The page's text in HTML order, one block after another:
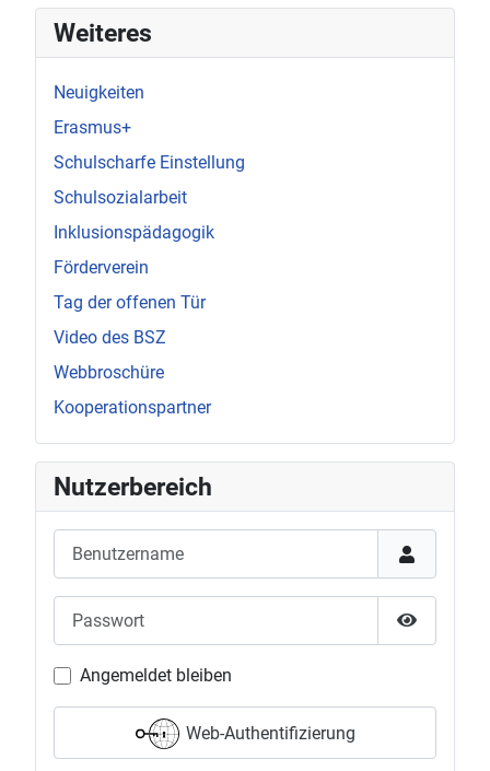
Weiteres
Neuigkeiten
Erasmus+
Schulscharfe Einstellung
Schulsozialarbeit
Inklusionspädagogik
Förderverein
Tag der offenen Tür
Video des BSZ
Webbroschüre
Kooperationspartner
Nutzerbereich
Passwort
Angemeldet bleiben
Web-Authentifizierung